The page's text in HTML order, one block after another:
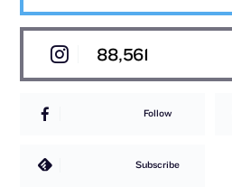
88,561
Follow
Subscribe